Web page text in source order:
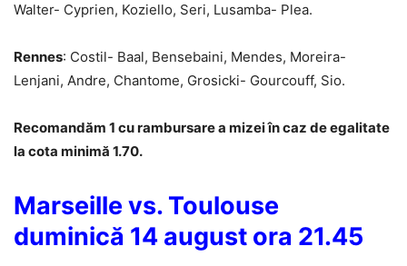
Walter- Cyprien, Koziello, Seri, Lusamba- Plea.
Rennes: Costil- Baal, Bensebaini, Mendes, Moreira-
Lenjani, Andre, Chantome, Grosicki- Gourcouff, Sio.
Recomandăm 1 cu rambursare a mizei în caz de egalitate
la cota minimă 1.70.
Marseille vs. Toulouse
duminică 14 august ora 21.45